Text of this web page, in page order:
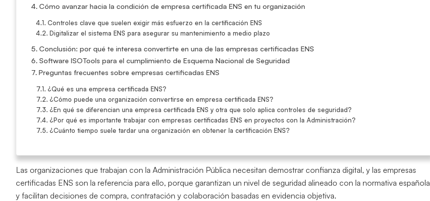
Cómo avanzar hacia la condición de empresa certificada ENS en tu organización
Controles clave que suelen exigir más esfuerzo en la certificación ENS
Digitalizar el sistema ENS para asegurar su mantenimiento a medio plazo
Conclusión: por qué te interesa convertirte en una de las empresas certificadas ENS
Software ISOTools para el cumplimiento de Esquema Nacional de Seguridad
Preguntas frecuentes sobre empresas certificadas ENS
¿Qué es una empresa certificada ENS?
¿Cómo puede una organización convertirse en empresa certificada ENS?
¿En qué se diferencian una empresa certificada ENS y otra que solo aplica controles de seguridad?
¿Por qué es importante trabajar con empresas certificadas ENS en proyectos con la Administración?
¿Cuánto tiempo suele tardar una organización en obtener la certificación ENS?
Las organizaciones que trabajan con la Administración Pública necesitan demostrar confianza digital, y las empresas
certificadas ENS son la referencia para ello, porque garantizan un nivel de seguridad alineado con la normativa española
y facilitan decisiones de compra, contratación y colaboración basadas en evidencia objetiva.